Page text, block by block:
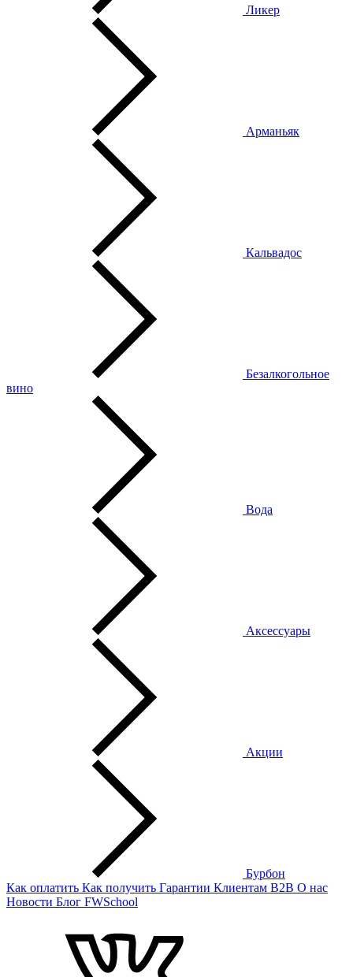
Ликер
Арманьяк
Кальвадос
Безалкогольное
вино
Вода
Аксессуары
Акции
Бурбон
Как оплатить Как получить Гарантии Клиентам B2B О нас
Новости Блог FWSchool